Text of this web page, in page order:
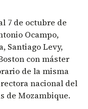
7 de octubre de
Ocampo,
Santiago Levy,
con máster
de la misma
nacional del
de Mozambique.